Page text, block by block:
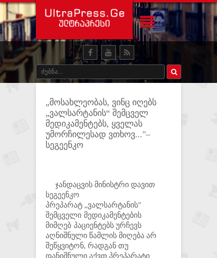
„მოსახლეობას, ვინც იღებს
„ვალსარტანის“ შემცველ
მედიკამენტებს, ყველას
უმორჩილესად ვთხოვ..."–
სეგეენკო
ჯანდაცვის მინისტრი დავით
სეგეენკო
პრეპარატ „ვალსარტანის"
შემცველი მედიკამენტების
მიმღებპაციენტებს ურჩევს
აღნიშნული წამლის მიღება არ
შეწყვიტონ, რადგან თუ
დანიშნული აქვთ პრეპარატი